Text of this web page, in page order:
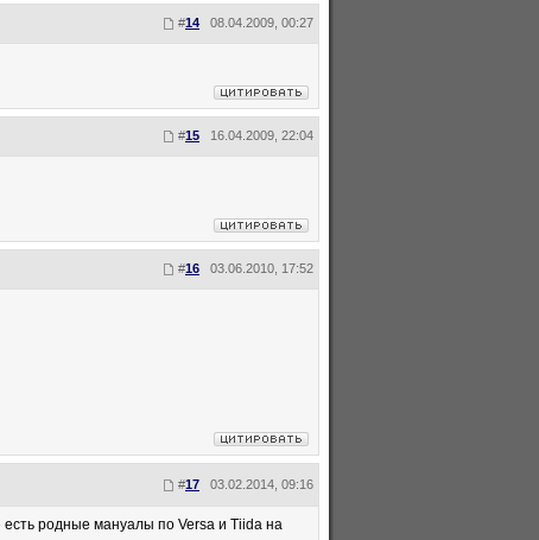
#14 08.04.2009, 00:27
#15 16.04.2009, 22:04
#16 03.06.2010, 17:52
#17 03.02.2014, 09:16
есть родные мануалы по Versa и Tiida на